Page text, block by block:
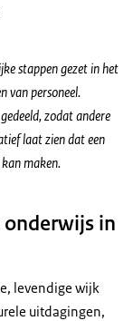
stappen gezet in het
van personeel.
zodat andere
laat zien dat een
maken.
onderwijs in
levendige wijk
uitdagingen,